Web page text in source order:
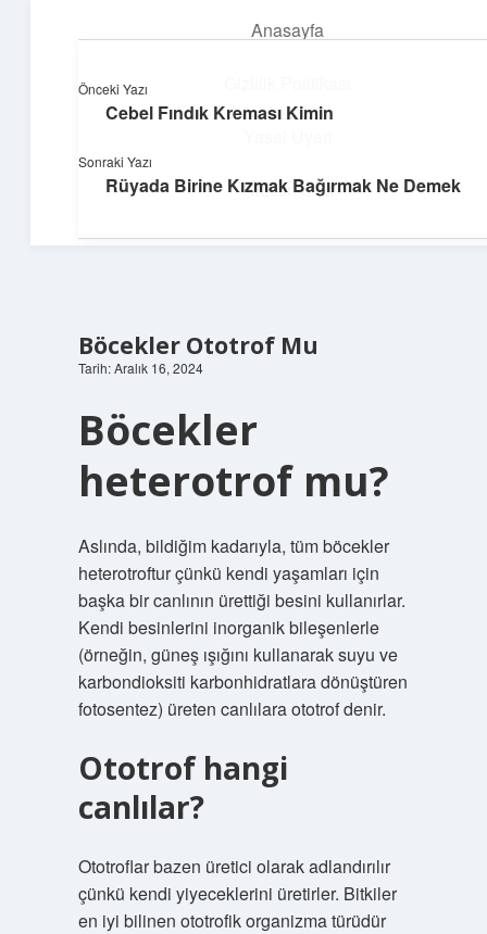
Anasayfa
Hakkımızda
Enerji dolu önerilerle gününü aydınlat!
Böcekler Ototrof Mu
Tarih: Aralık 16, 2024
Böcekler
heterotrof mu?
Aslında, bildiğim kadarıyla, tüm böcekler
heterotroftur çünkü kendi yaşamları için
başka bir canlının ürettiği besini kullanırlar.
Kendi besinlerini inorganik bileşenlerle
(örneğin, güneş ışığını kullanarak suyu ve
karbondioksiti karbonhidratlara dönüştüren
fotosentez) üreten canlılara ototrof denir.
Ototrof hangi
canlılar?
Ototroflar bazen üretici olarak adlandırılır
çünkü kendi yiyeceklerini üretirler. Bitkiler
en iyi bilinen ototrofik organizma türüdür
Önceki Yazı
Cebel Fındık Kreması Kimin
Sonraki Yazı
Rüyada Birine Kızmak Bağırmak Ne Demek